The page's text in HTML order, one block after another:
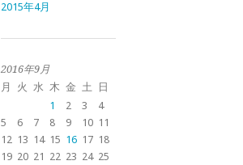
2015年4月
2016年9月
月
火 水 木 金 土 日
1 2 3
4
5
6 7 8 9 10 11
12 13 14 15 16 17 18
19 20 21 22 23 24 25